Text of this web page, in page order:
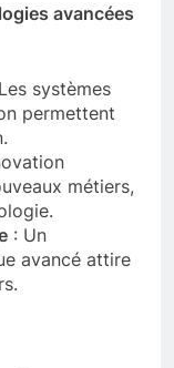
avancées
systèmes
permettent
métiers,
: Un
avancé attire